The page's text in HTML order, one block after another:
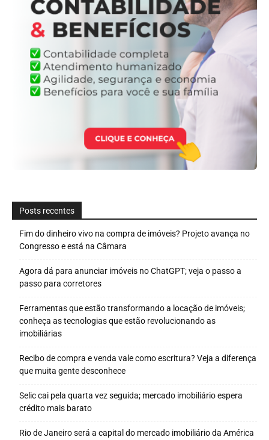
Posts recentes
Fim do dinheiro vivo na compra de imóveis? Projeto avança no
Congresso e está na Câmara
Agora dá para anunciar imóveis no ChatGPT; veja o passo a
passo para corretores
Ferramentas que estão transformando a locação de imóveis;
conheça as tecnologias que estão revolucionando as
imobiliárias
Recibo de compra e venda vale como escritura? Veja a diferença
que muita gente desconhece
Selic cai pela quarta vez seguida; mercado imobiliário espera
crédito mais barato
Rio de Janeiro será a capital do mercado imobiliário da América